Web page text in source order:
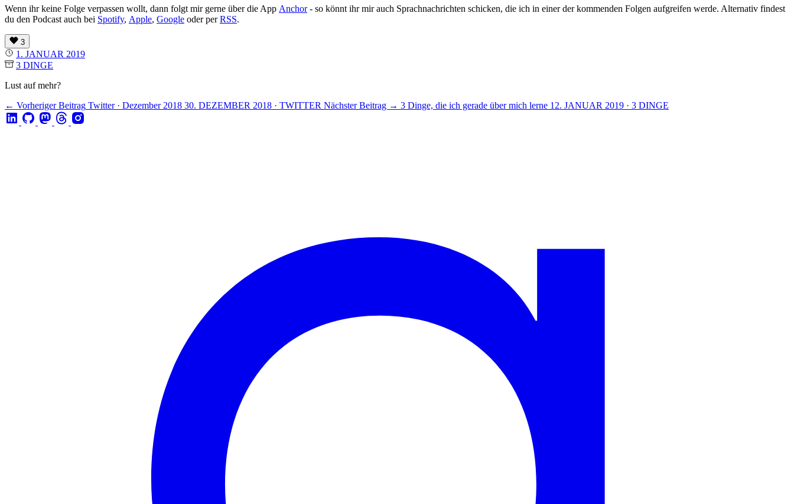
Wenn ihr keine Folge verpassen wollt, dann folgt mir gerne über die App Anchor- so könnt ihr mir auch Sprachnachrichten schicken, die ich in einer der kommenden Folgen aufgreifen werde. Alternativ findest
du den Podcast auch bei Spotify, Apple, Google oder perRSS.
3
1. JANUAR 2019
3 DINGE
Lust auf mehr?
← Vorheriger Beitrag Twitter · Dezember 2018 30. DEZEMBER 2018 · TWITTER Nächster Beitrag → 3 Dinge, die ich gerade über mich lerne 12. JANUAR 2019 · 3 DINGE